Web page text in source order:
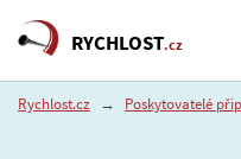
RYCHLOST.cz
Rychlost.cz → Poskytovatelé